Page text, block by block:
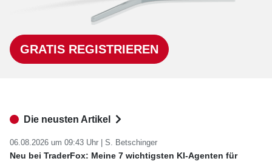
GRATIS REGISTRIEREN
Die neusten Artikel
06.08.2026 um 09:43 Uhr | S. Betschinger
Neu bei TraderFox: Meine 7 wichtigsten KI-Agenten für